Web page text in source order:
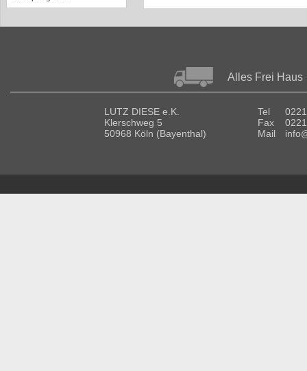
Alles Frei Haus
LUTZ DIESE e.K.
Klerschweg 5
50968 Köln (Bayenthal)
Tel
Fax
Mail